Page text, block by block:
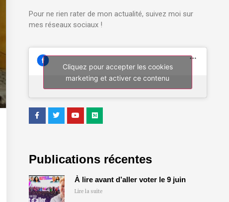
Pour ne rien rater de mon actualité, suivez moi sur
mes réseaux sociaux !
Cliquez pour accepter les cookies
marketing et activer ce contenu
Publications récentes
À lire avant d’aller voter le 9 juin
Lire la suite